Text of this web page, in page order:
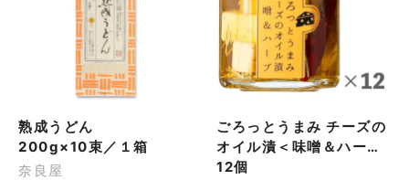
熟成うどん
200g×10束／１箱
奈良屋
ごろっとうまみ チーズの
オイル漬＜味噌＆ハーブ
＞ 100g
12個